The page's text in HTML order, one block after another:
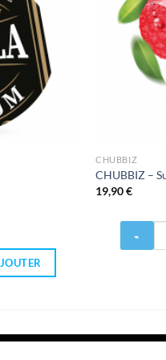
CHUBBIZ
CHUBBIZ –
19,90€